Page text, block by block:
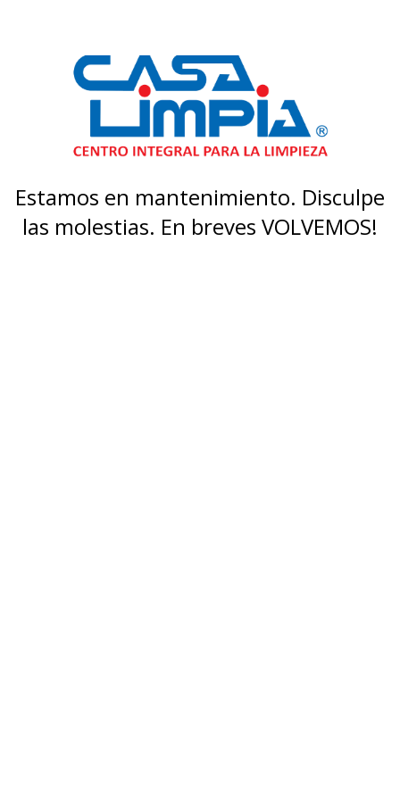
Estamos en mantenimiento. Disculpe
las molestias. En breves VOLVEMOS!